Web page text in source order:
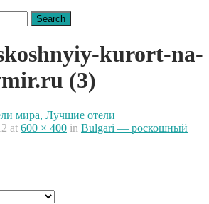
kurort-na-
(3)
at 600 × 400 in Bulgari — роскошный